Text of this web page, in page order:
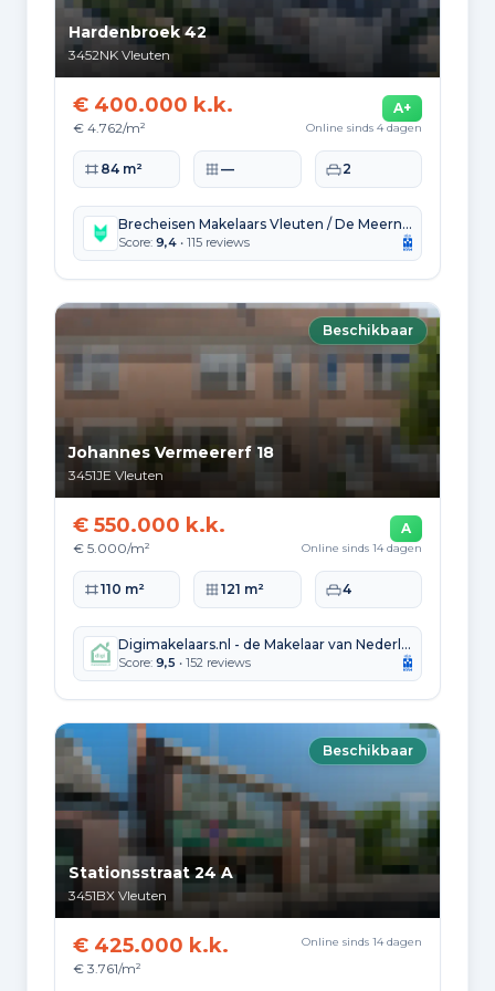
Bouwperiode van panden
7
71
1925 tot 1950
1970 tot 1980 107
1980 tot 1990 261
1990 tot 2000 935
2000 tot 2010 3.790
2010 tot 2020 1.704
Energielabelverdeling
Label A
6.157
Label B
1.740
Label C
856
372
Hardenbroek 42
3452NK Vleuten
€ 400.000 k.k.
€ 4.762/m²
A+
Online sinds 4 dagen
Woonoppervlakte
84 m² Perceeloppervlakte
— Slaapkamers
2
Brecheisen Makelaars Vleuten / De Meern B.V.
Score: 9,4 • 115 reviews
Beschikbaar
Johannes Vermeererf 18
3451JE Vleuten
€ 550.000 k.k.
€ 5.000/m²
A
Online sinds 14 dagen
Woonoppervlakte
110 m² Perceeloppervlakte
121 m² Slaapkamers
4
Digimakelaars.nl - de Makelaar van Nederland
Score: 9,5 • 152 reviews
Beschikbaar
Stationsstraat 24 A
3451BX Vleuten
€ 425.000 k.k.
€ 3.761/m²
Online sinds 14 dagen